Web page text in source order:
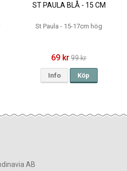
ST PAULA BLÅ - 15 CM
St Paula - 15-17cm hög
69 kr99 kr
Info Köp
AB